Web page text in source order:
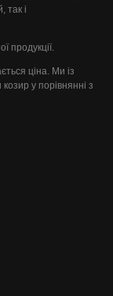
так і
продукції.
ціна. Ми із
у порівнянні з